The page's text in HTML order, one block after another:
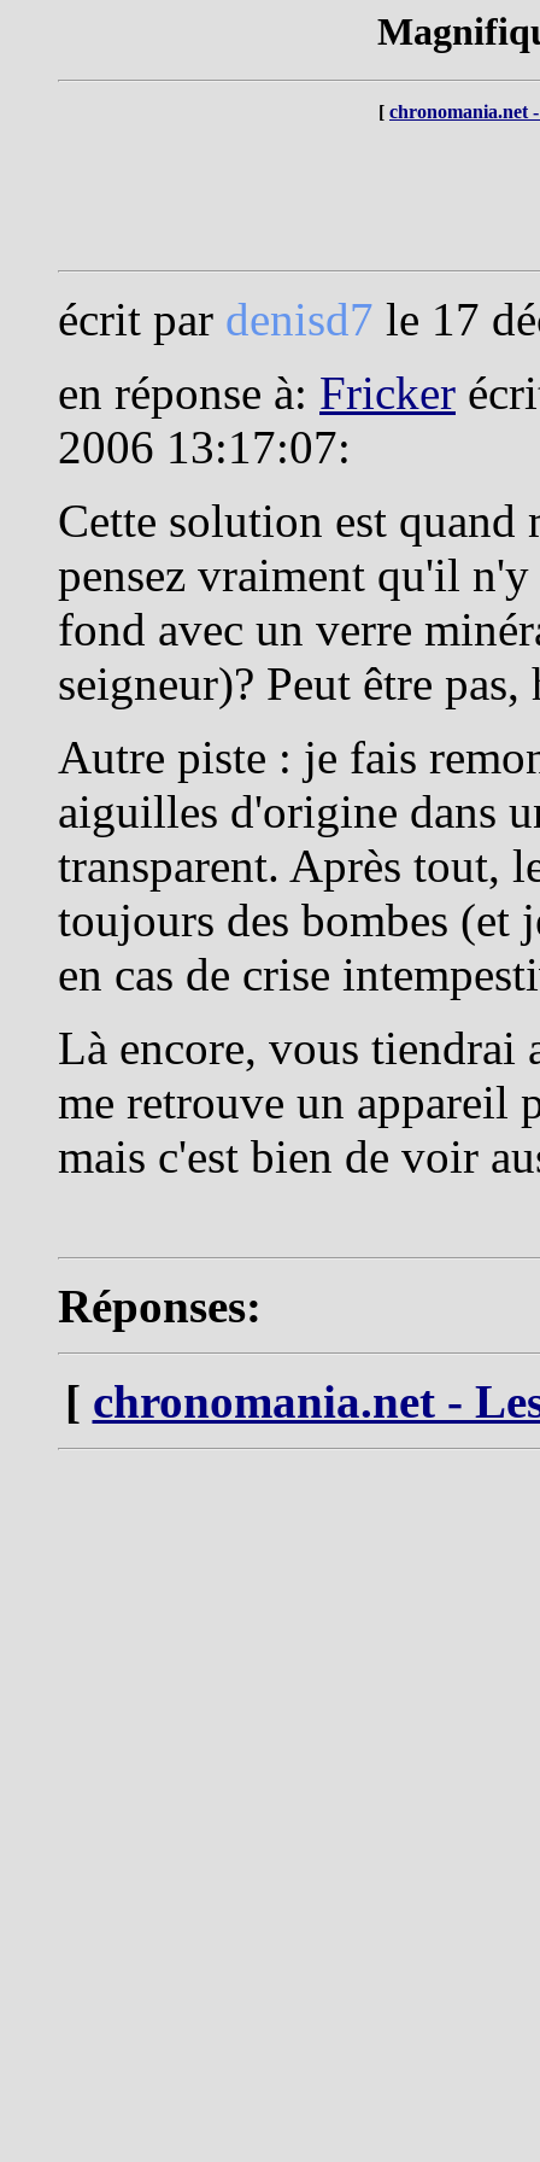
[ chronomania.net
écrit par denisd7 le 17
en réponse à: Fricker
2006 13:17:07:
Cette solution est quand
pensez vraiment qu'il
fond avec un verre
seigneur)? Peut être pas,
Autre piste : je fais
aiguilles d'origine dans
transparent. Après tout,
toujours des bombes (et
en cas de crise
Là encore, vous tiendrai
me retrouve un appareil
mais c'est bien de voir
Réponses:
[ chronomania.net -